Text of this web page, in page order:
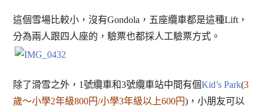
這個雪場比較小，沒有Gondola，五座纜車都是這種Lift，
分為兩人跟四人座的，驗票也都採人工驗票方式。
除了滑雪之外，1號纜車和3號纜車站中間有個Kid’s Park(3
歲～小學2年級800円/小學3年級以上600円)，小朋友可以